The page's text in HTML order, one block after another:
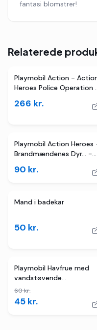
fantasi blomstrer!
Relaterede
Playmobil Action -
Heroes Police Operation
266 kr.
Playmobil Action Heroes
Brandmændenes Dyr... -
90 kr.
Mand i badekar
50 kr.
TILBUD
2butikker
Playmobil Havfrue med
vandstøvende
blæksprutte
60kr.
45 kr.